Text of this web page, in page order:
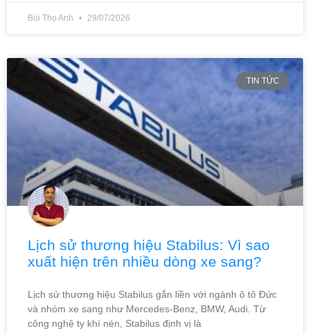
Bùi Thọ Anh 29/07/2026
TIN TỨC
Lịch sử thương hiệu Stabilus: Vì sao
xuất hiện trên nhiều dòng xe sang?
Lịch sử thương hiệu Stabilus gắn liền với ngành ô tô Đức
và nhóm xe sang như Mercedes-Benz, BMW, Audi. Từ
công nghệ ty khí nén, Stabilus định vị là